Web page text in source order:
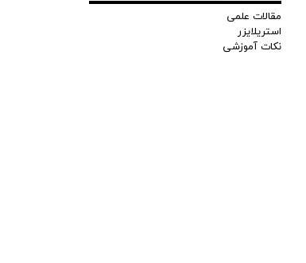
مقالات علمی
استریلایزر
نکات آموزشی